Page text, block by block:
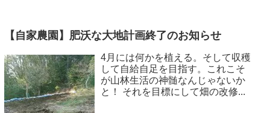
【自家農園】肥沃な大地計画終了のお知らせ
4月には何かを植える。そして収穫
して自給自足を目指す。これこそ
が山林生活の神髄なんじゃないか
と！ それを目標にして畑の改修...